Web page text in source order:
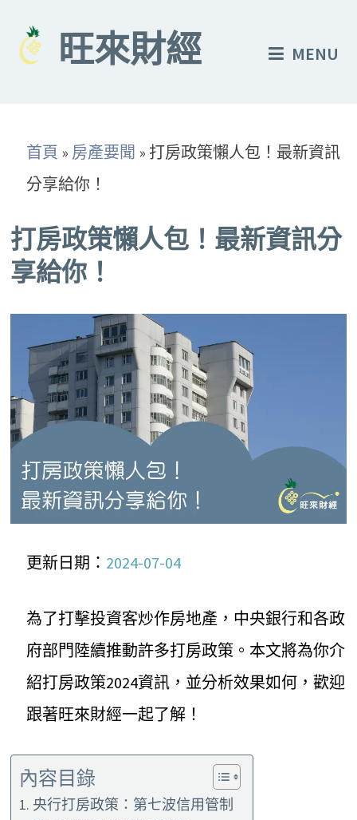
content
旺來財經 MENU
首頁 » 房產要聞 » 打房政策懶人包！最新資訊
分享給你！
打房政策懶人包！最新資訊分
享給你！
更新日期： 2024-07-04
為了打擊投資客炒作房地產，中央銀行和各政
府部門陸續推動許多打房政策。本文將為你介
紹打房政策2024資訊，並分析效果如何，歡迎
跟著旺來財經一起了解！
內容目錄
央行打房政策：第七波信用管制